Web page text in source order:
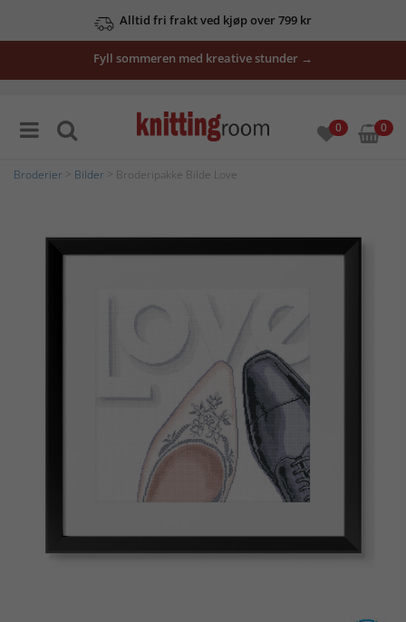
Alltid fri frakt ved kjøp over 799 kr
Fyll sommeren med kreative stunder →
0 0
Broderier Bilder > Broderipakke Bilde Love